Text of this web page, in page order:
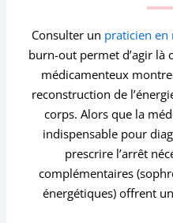
Consulter un praticien en
burn-out permet d’agir là
médicamenteux
reconstruction de
corps. Alors que la
indispensable pour
prescrire l’arrêt
complémentaires
énergétiques) offrent